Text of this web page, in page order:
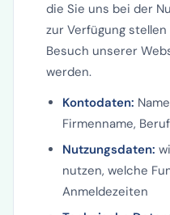
die Sie uns bei der
zur Verfügung
Besuch unserer
werden.
Kontodaten:
Firmenname,
Nutzungsdaten:
nutzen, welche
Anmeldezeiten